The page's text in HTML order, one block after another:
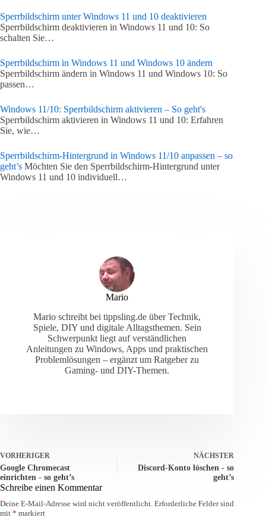
Sperrbildschirm unter Windows 11 und 10 deaktivieren
Sperrbildschirm deaktivieren in Windows 11 und 10: So
schalten Sie…
Sperrbildschirm in Windows 11 und Windows 10 ändern
Sperrbildschirm ändern in Windows 11 und Windows 10: So
passen…
Windows 11/10: Sperrbildschirm aktivieren – So geht's
Sperrbildschirm aktivieren in Windows 11 und 10: Erfahren
Sie, wie…
Sperrbildschirm-Hintergrund in Windows 11/10 anpassen – so
geht’s Möchten Sie den Sperrbildschirm-Hintergrund unter
Windows 11 und 10 individuell…
Mario
Mario schreibt bei tippsling.de über Technik,
Spiele, DIY und digitale Alltagsthemen. Sein
Schwerpunkt liegt auf verständlichen
Anleitungen zu Windows, Apps und praktischen
Problemlösungen – ergänzt um Ratgeber zu
Gaming- und DIY-Themen.
VORHERIGER
Google Chromecast
einrichten - so geht’s
NÄCHSTER
Discord-Konto löschen - so
geht’s
Schreibe einen Kommentar
Deine E-Mail-Adresse wird nicht veröffentlicht. Erforderliche Felder sind
mit * markiert